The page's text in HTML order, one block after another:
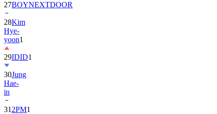
28Kim
Hye-
yoon1
29IDID
30Jung
Hae-
in
31
32 BABYMONSTER